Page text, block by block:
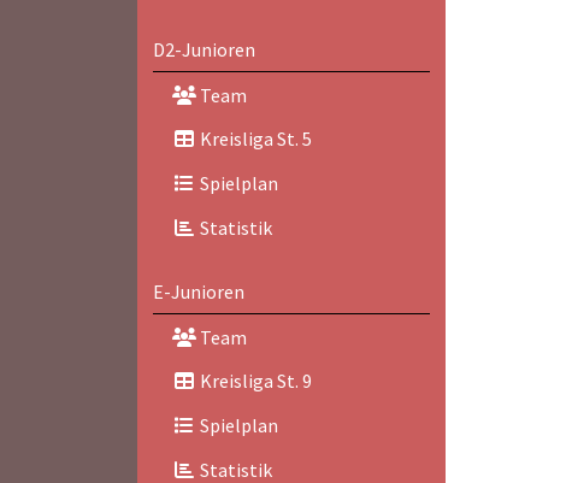
D2-Junioren
Team
Kreisliga St. 5
Spielplan
Statistik
E-Junioren
Team
Kreisliga St. 9
Spielplan
Statistik